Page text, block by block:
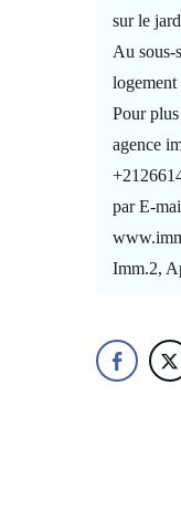
sur le
Au sous-
logement
Pour
agence
par E-
Imm.2,